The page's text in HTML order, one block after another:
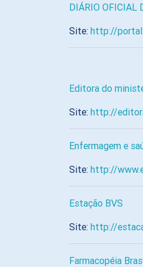
DIÁRIO OFICIAL
Site: http://
Editora do
Site: http://
Enfermagem e
Site: http://
Estação BVS
Site: http://
Farmacopéia